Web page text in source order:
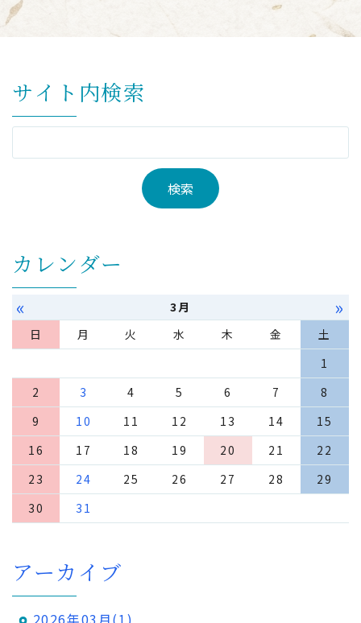
サイト内検索
カレンダー
« 3月 »
日 月 火 水 木 金
土
1
2
3 4 5 6 7
8
9
10 11 12 13 14
15
16
17 18 19 20 21
22
23
24 25 26 27 28
29
30
31
アーカイブ
2026年03月(1)